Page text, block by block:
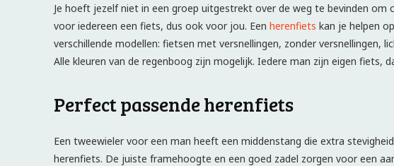
Je hoeft jezelf niet in een groep uitgestrekt over de weg te bevinden om
voor iedereen een fiets, dus ook voor jou. Een herenfiets kan je helpen
verschillende modellen: fietsen met versnellingen, zonder versnellingen,
Alle kleuren van de regenboog zijn mogelijk. Iedere man zijn eigen fiets,
Perfect passende herenfiets
Een tweewieler voor een man heeft een middenstang die extra
herenfiets. De juiste framehoogte en een goed zadel zorgen voor een